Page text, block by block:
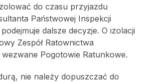
do czasu przyjazdu
Państwowej Inspekcji
dalsze decyzje. O izolacji
Zespół Ratownictwa
Pogotowie Ratunkowe.
nie należy dopuszczać do